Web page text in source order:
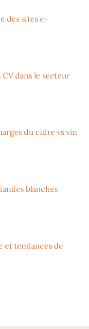
des sites e-
dans le secteur
du cidre vs vin
blanches
et tendances de